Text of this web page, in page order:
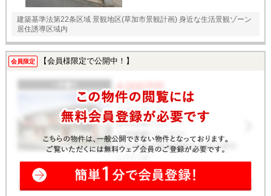
建築基準法第22条区域 景観地区(草加市景観計画) 身近な生活景観ゾーン
居住誘導区域内
会員限定 【会員様限定で公開中！】